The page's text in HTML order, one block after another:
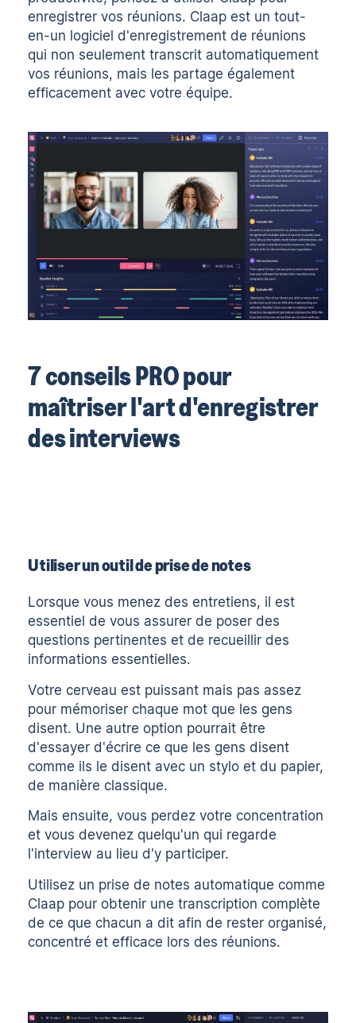
enregistrer vos réunions. Claap est un tout-
en-un logiciel d'enregistrement de réunions
qui non seulement transcrit automatiquement
vos réunions, mais les partage également
efficacement avec votre équipe.
7 conseils PRO pour
maîtriser l'art d'enregistrer
des interviews
Utiliser un outil de prise de notes
Lorsque vous menez des entretiens, il est
essentiel de vous assurer de poser des
questions pertinentes et de recueillir des
informations essentielles.
Votre cerveau est puissant mais pas assez
pour mémoriser chaque mot que les gens
disent. Une autre option pourrait être
d'essayer d'écrire ce que les gens disent
comme ils le disent avec un stylo et du papier,
de manière classique.
Mais ensuite, vous perdez votre concentration
et vous devenez quelqu'un qui regarde
l'interview au lieu d'y participer.
Utilisez un prise de notes automatique comme
Claap pour obtenir une transcription complète
de ce que chacun a dit afin de rester organisé,
concentré et efficace lors des réunions.